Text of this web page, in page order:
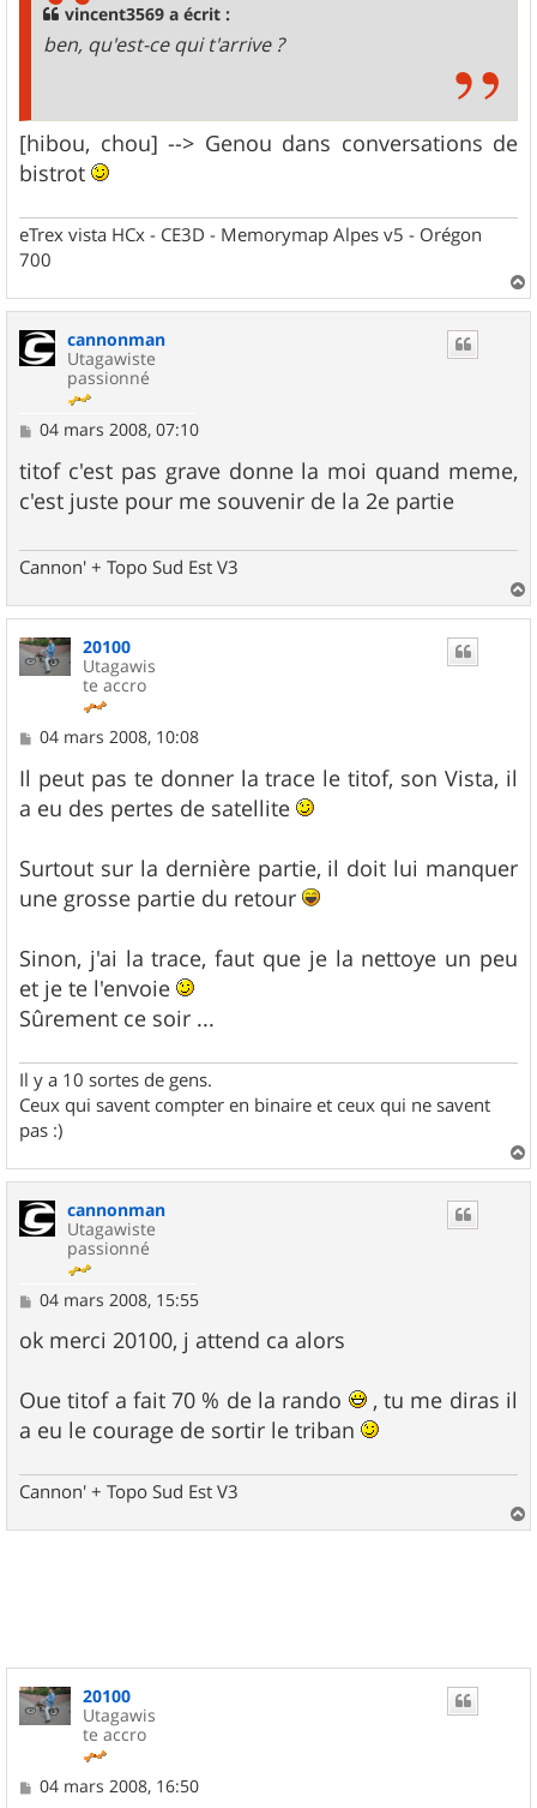
vincent3569 a écrit :
ben, qu'est-ce qui t'arrive ?
[hibou, chou] --> Genou dans conversations de
bistrot
eTrex vista HCx - CE3D - Memorymap Alpes v5 - Orégon
700
a
cannonman
Utagawiste
passionné
M
s
s
a
04 mars 2008, 07:10
titof c'est pas grave donne la moi quand meme,
c'est juste pour me souvenir de la 2e partie
Cannon' + Topo Sud Est V3
a
20100
Utagawis
te accro
M
s
s
a
04 mars 2008, 10:08
Il peut pas te donner la trace le titof, son Vista, il
a eu des pertes de satellite
Surtout sur la dernière partie, il doit lui manquer
une grosse partie du retour
Sinon, j'ai la trace, faut que je la nettoye un peu
et je te l'envoie
Sûrement ce soir ...
Il y a 10 sortes de gens.
Ceux qui savent compter en binaire et ceux qui ne savent
pas :)
a
cannonman
Utagawiste
passionné
M
s
s
g
e
04 mars 2008, 15:55
ok merci 20100, j attend ca alors
Oue titof a fait 70 % de la rando
, tu me diras il
a eu le courage de sortir le triban
Cannon' + Topo Sud Est V3
a
20100
Utagawis
te accro
M
04 mars 2008, 16:50